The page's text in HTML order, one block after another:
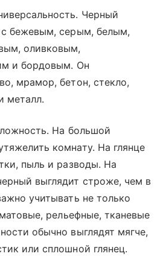
Черный
бежевым, серым, белым,
оливковым,
и бордовым. Он
мрамор, бетон, стекло,
металл.
На большой
комнату. На глянце
пыль и разводы. На
выглядит строже, чем в
учитывать не только
рельефные, тканевые
обычно выглядят мягче,
или сплошной глянец.